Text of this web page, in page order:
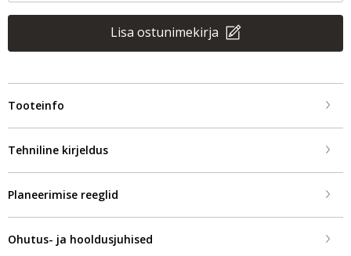
Lisa ostunimekirja
Tooteinfo
Tehniline kirjeldus
Planeerimise reeglid
Ohutus- ja hooldusjuhised